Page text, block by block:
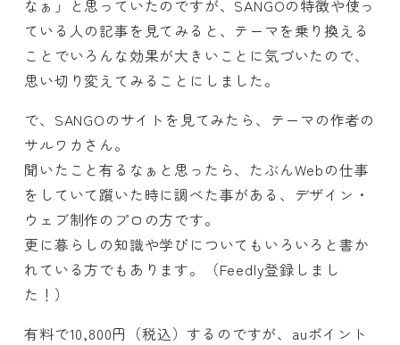
なぁ」と思っていたのですが、SANGOの特徴や使っ
ている人の記事を見てみると、テーマを乗り換える
ことでいろんな効果が大きいことに気づいたので、
思い切り変えてみることにしました。
で、SANGOのサイトを見てみたら、テーマの作者の
サルワカさん。
聞いたこと有るなぁと思ったら、たぶんWebの仕事
をしていて躓いた時に調べた事がある、デザイン・
ウェブ制作のプロの方です。
更に暮らしの知識や学びについてもいろいろと書か
れている方でもあります。（Feedly登録しまし
た！）
有料で10,800円（税込）するのですが、auポイント